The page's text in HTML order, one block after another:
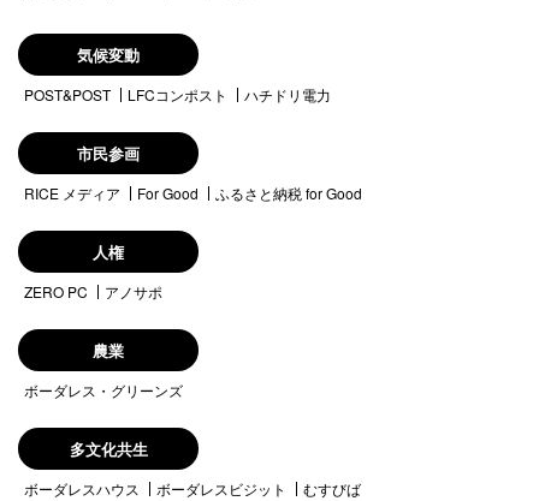
気候変動
POST&POST LFCコンポスト ハチドリ電力
市民参画
RICE メディア For Good ふるさと納税 for Good
人権
ZERO PC アノサポ
農業
ボーダレス・グリーンズ
多文化共生
ボーダレスハウス ボーダレスビジット むすびば